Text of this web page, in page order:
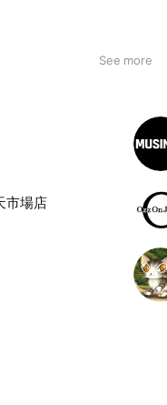
See more
市場店